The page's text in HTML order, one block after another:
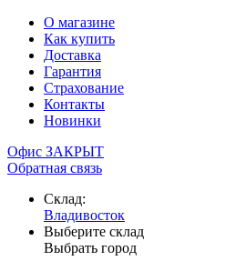
О магазине
Как купить
Доставка
Гарантия
Страхование
Контакты
Новинки
Офис ЗАКРЫТ
Обратная связь
Склад:
Владивосток
Выберите склад
Выбрать город